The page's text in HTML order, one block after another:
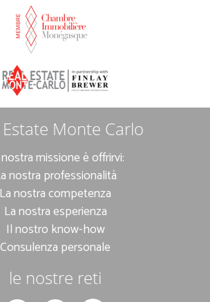
Estate Monte Carlo
missione è offrirvi:
nostra professionalità
La nostra competenza
La nostra esperienza
Il nostro know-how
Consulenza personale
le nostre reti